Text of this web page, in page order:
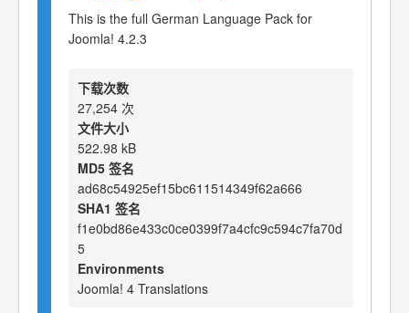
This is the full German Language Pack for
Joomla! 4.2.3
下载次数
27,254 次
文件大小
522.98 kB
MD5 签名
ad68c54925ef15bc611514349f62a666
SHA1 签名
f1e0bd86e433c0ce0399f7a4cfc9c594c7fa70d
5
Environments
Joomla! 4 Translations